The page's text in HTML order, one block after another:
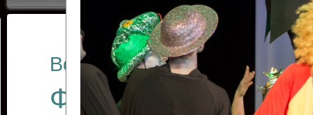
ОТЧЕТЫ ГКЦ
Все отчеты
Финал